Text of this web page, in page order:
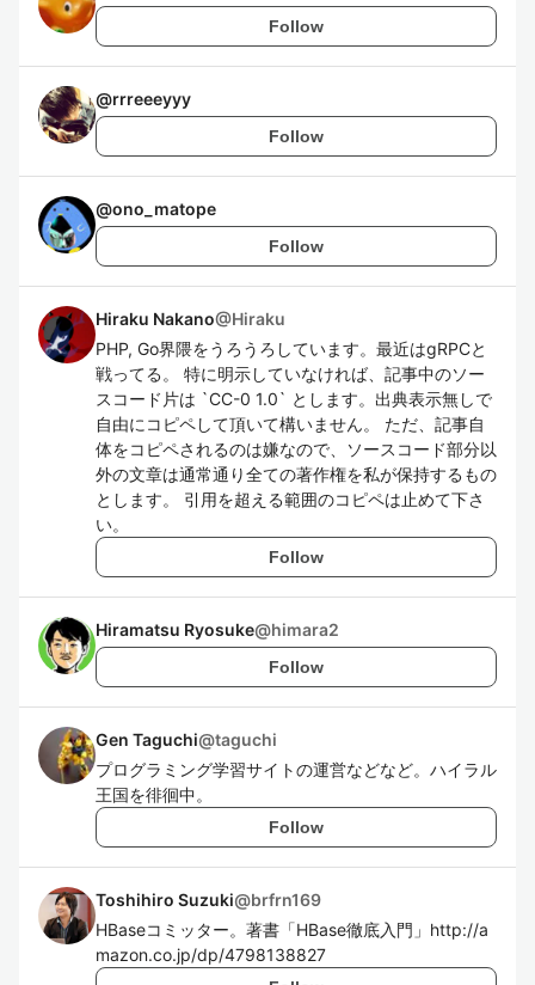
Follow
@rrreeeyyy
Follow
@ono_matope
Follow
Hiraku Nakano@Hiraku
PHP, Go界隈をうろうろしています。最近はgRPCと
戦ってる。 特に明示していなければ、記事中のソー
スコード片は `CC-0 1.0` とします。出典表示無しで
自由にコピペして頂いて構いません。 ただ、記事自
体をコピペされるのは嫌なので、ソースコード部分以
外の文章は通常通り全ての著作権を私が保持するもの
とします。 引用を超える範囲のコピペは止めて下さ
い。
Follow
Hiramatsu Ryosuke@himara2
Follow
Gen Taguchi@taguchi
プログラミング学習サイトの運営などなど。ハイラル
王国を徘徊中。
Follow
Toshihiro Suzuki@brfrn169
HBaseコミッター。著書「HBase徹底入門」http://a
mazon.co.jp/dp/4798138827